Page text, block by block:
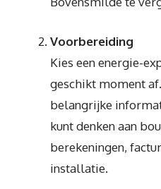
Voorbereiding
Kies een energie-
geschikt moment
belangrijke
kunt denken aan
berekeningen,
installatie.